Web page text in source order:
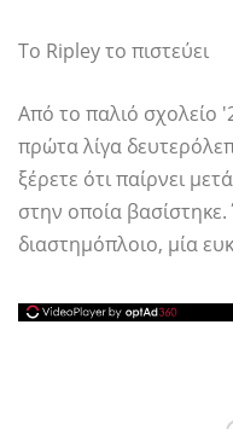
Το Ripley το πιστεύει
Από το παλιό σχολείο
πρώτα λίγα
ξέρετε ότι παίρνει
στην οποία
διαστημόπλοιο, μία